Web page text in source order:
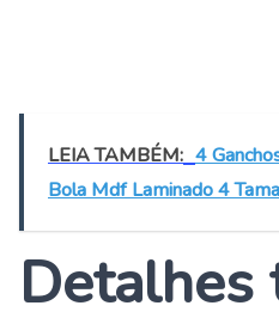
LEIA TAMBÉM: 4
Bola Mdf Laminado 4
Detalhes